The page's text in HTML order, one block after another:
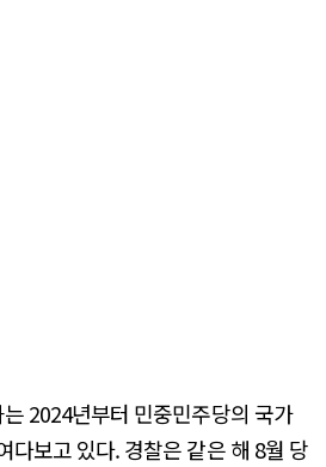
2024년부터 민중민주당의 국가
다보고 있다. 경찰은 같은 해 8월 당